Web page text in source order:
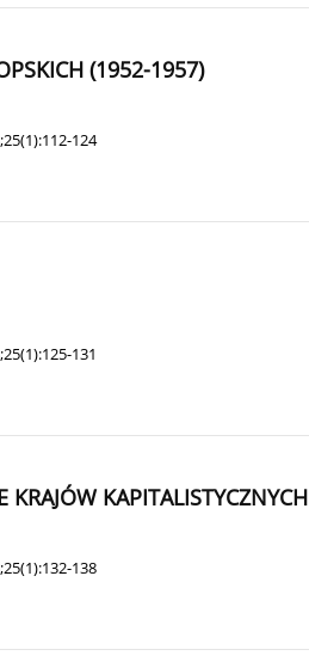
(1952-1957)
124
131
KAPITALISTYCZNYCH
138